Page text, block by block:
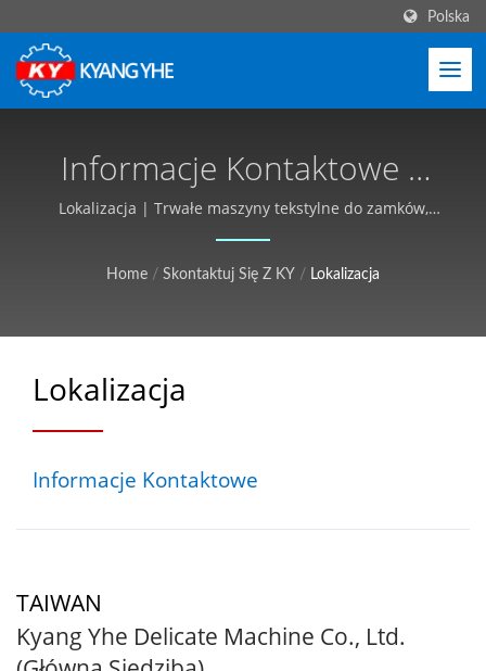
Polska
Informacje Kontaktowe |
Maszyny Tekstylne O
Wysokiej Wydajności,
Kyang Yhe (KY)
Lokalizacja | Trwałe maszyny tekstylne do zamków,
etykiet, taśm - Kyang Yhe (KY)
Home / Skontaktuj Się Z KY / Lokalizacja
Lokalizacja
Informacje Kontaktowe
TAIWAN
Kyang Yhe Delicate Machine Co., Ltd.